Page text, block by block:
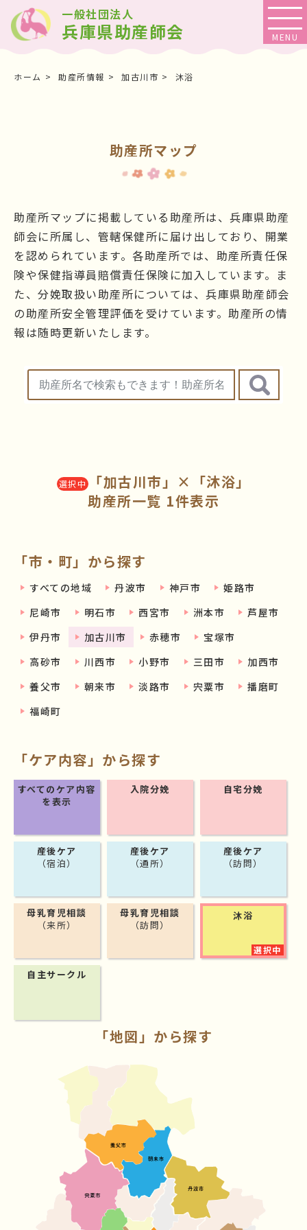
一般社団法人
兵庫県助産師会
ホーム 助産所情報 加古川市 沐浴
助産所マップ
助産所マップに掲載している助産所は、兵庫県助産
師会に所属し、管轄保健所に届け出しており、開業
を認められています。各助産所では、助産所責任保
険や保健指導員賠償責任保険に加入しています。ま
た、分娩取扱い助産所については、兵庫県助産師会
の助産所安全管理評価を受けています。助産所の情
報は随時更新いたします。
選択中
「加古川市」×「沐浴」
助産所一覧 1件表示
「市・町」から探す
すべての地域 丹波市 神戸市
姫路市
尼崎市
明石市 西宮市 洲本市
芦屋市
伊丹市
加古川市 赤穂市
宝塚市
高砂市
川西市 小野市 三田市
加西市
養父市
朝来市 淡路市 宍粟市
播磨町
福崎町
「ケア内容」から探す
すべてのケア内容
を表示
入院分娩 自宅分娩
産後ケア
（宿泊）
産後ケア
（通所）
産後ケア
（訪問）
母乳育児相談
（来所）
母乳育児相談
（訪問）
沐浴
自主サークル
「地図」から探す